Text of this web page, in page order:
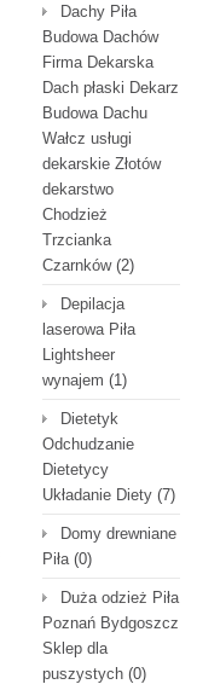
Dachy Piła
Budowa Dachów
Firma Dekarska
Dach płaski Dekarz
Budowa Dachu
Wałcz usługi
dekarskie Złotów
dekarstwo
Chodzież
Trzcianka
Czarnków(2)
Depilacja
laserowa Piła
Lightsheer
wynajem (1)
Dietetyk
Odchudzanie
Dietetycy
Układanie Diety (7)
Domy drewniane
Piła(0)
Duża odzież Piła
Poznań Bydgoszcz
Sklep dla
puszystych (0)